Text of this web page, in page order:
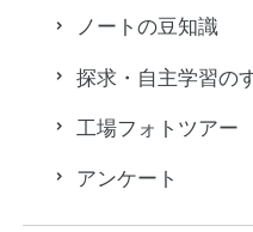
ノートの豆知識
探求・自主学習の
工場フォトツアー
アンケート